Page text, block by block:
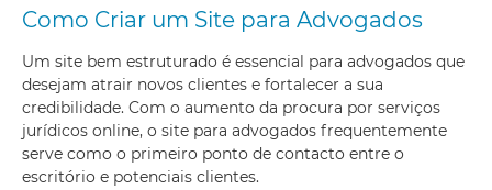
Como Criar um Site para Advogados
Um site bem estruturado é essencial para advogados que
desejam atrair novos clientes e fortalecer a sua
credibilidade. Com o aumento da procura por serviços
jurídicos online, o site para advogados frequentemente
serve como o primeiro ponto de contacto entre o
escritório e potenciais clientes.